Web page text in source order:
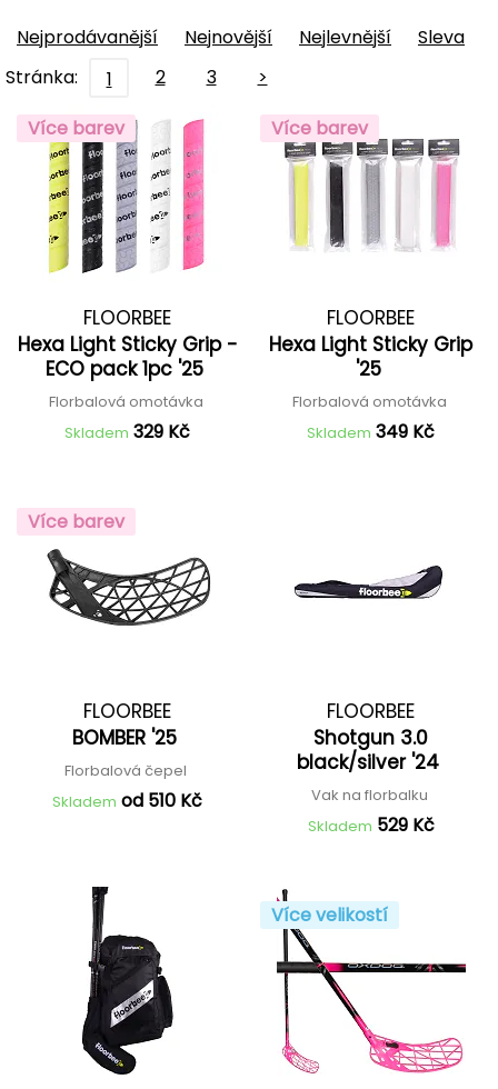
Nejprodávanější Nejnovější Nejlevnější
Sleva
Stránka:
1 2 3
>
Více barev
FLOORBEE
Hexa Light Sticky Grip -
ECO pack 1pc '25
Florbalová omotávka
Skladem 329 Kč
Více barev
FLOORBEE
Hexa Light Sticky Grip
'25
Florbalová omotávka
Skladem 349 Kč
Více barev
FLOORBEE
BOMBER '25
Florbalová čepel
Skladem od 510 Kč
FLOORBEE
Shotgun 3.0
black/silver '24
Vak na florbalku
Skladem 529 Kč
Více velikostí